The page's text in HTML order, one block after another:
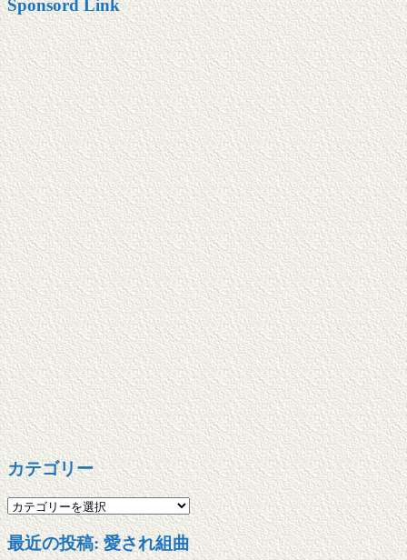
Sponsord Link
カテゴリー
カ
テ
ゴ
最近の投稿: 愛され組曲